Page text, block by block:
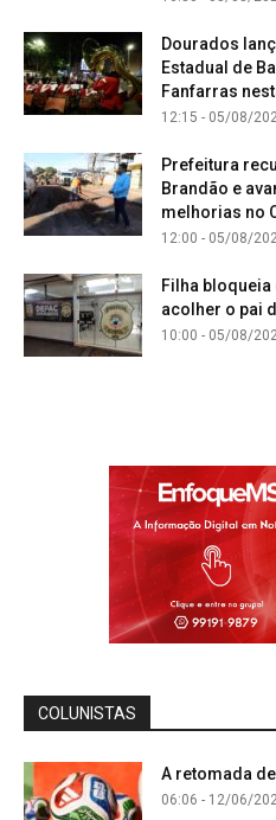
Dourados
Estadual de
Fanfarras
12:15 - 05/08/
Prefeitura
Brandão e
melhorias no
12:00 - 05/08/
Filha
acolher o pai
10:00 - 05/08/
COLUNISTAS
A retomada
06:06 - 12/06/